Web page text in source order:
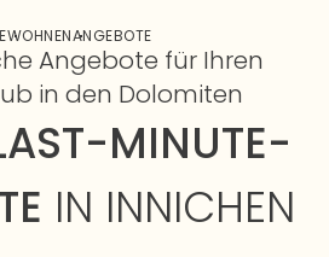
WOHNENANGEBOTE
Angebote für Ihren
in den Dolomiten
MINUTE-
IN INNICHEN